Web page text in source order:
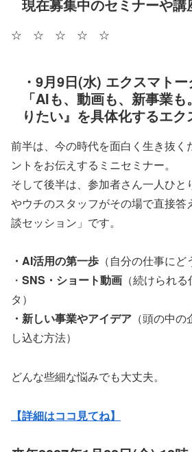
現在募集中のセミナーや講
☆ ☆ ☆ ☆ ☆
・9月9日(水) エクスマト
「AIも、動画も、新事業
りたい』を具体化するエク
前半は、今の時代を面白く生き抜く
ントをお伝えするミニセミナー。
そして後半は、参加者さん一人ひと
やウチのスタッフがその場で直接答
談セッション」です。
・AI活用の第一歩 （自分の仕事にど
・ SNS・ショート動画 （続けられ
タ）
・新しい事業やアイデア （頭の中
し込む方法）
どんな些細な悩みでも大丈夫。
【詳細はココ見てね】